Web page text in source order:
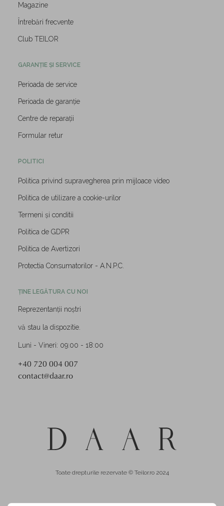
Magazine
Întrebări frecvente
Club TEILOR
GARANȚIE ȘI SERVICE
Perioada de service
Perioada de garanție
Centre de reparații
Formular retur
POLITICI
Politica privind supravegherea prin mijloace video
Politica de utilizare a cookie-urilor
Termeni și conditii
Politica de GDPR
Politica de Avertizori
Protectia Consumatorilor - A.N.P.C.
ȚINE LEGĂTURA CU NOI
Reprezentanții noștri
vă stau la dispozitie.
Luni - Vineri: 09:00 - 18:00
+40 720 004 007
contact@daar.ro
Toate drepturile rezervate © Teilor.ro 2024